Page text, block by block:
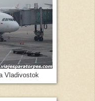
Vladivostok